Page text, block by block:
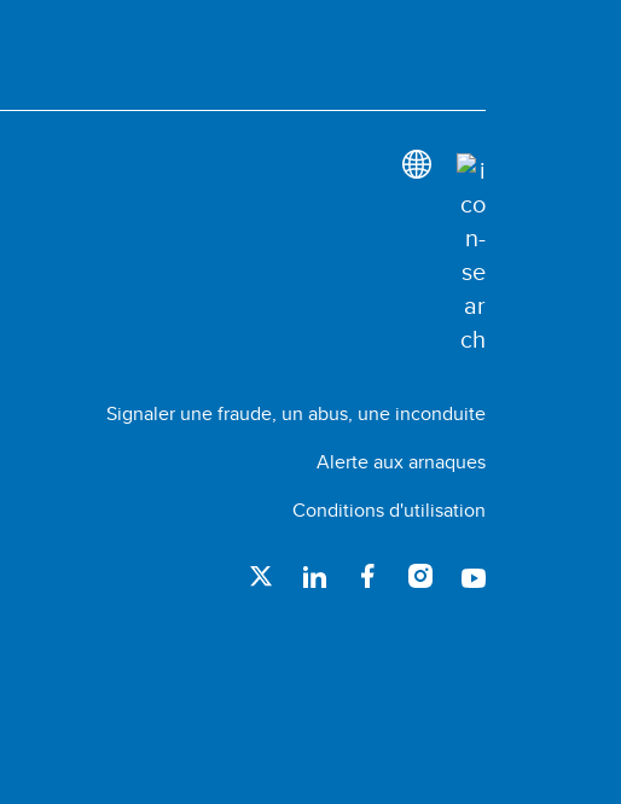
Signaler une fraude, un abus, une inconduite
Alerte aux arnaques
Conditions d'utilisation